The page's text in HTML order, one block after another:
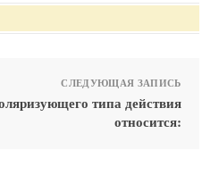
СЛЕДУЮЩАЯ ЗАПИСЬ
типа действия
относится: